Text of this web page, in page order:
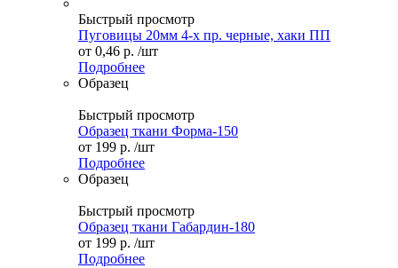
Быстрый просмотр
Пуговицы 20мм 4-х пр. черные, хаки ПП
от 0,46 р. /шт
Подробнее
Образец
Быстрый просмотр
Образец ткани Форма-150
от 199 р. /шт
Подробнее
Образец
Быстрый просмотр
Образец ткани Габардин-180
от 199 р. /шт
Подробнее